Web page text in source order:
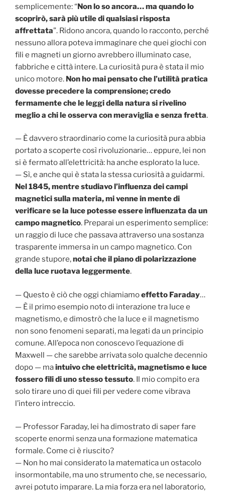
semplicemente: “Non lo so ancora… ma quando lo
scoprirò, sarà più utile di qualsiasi risposta
affrettata”. Ridono ancora, quando lo racconto, perché
nessuno allora poteva immaginare che quei giochi con
fili e magneti un giorno avrebbero illuminato case,
fabbriche e città intere. La curiosità pura è stata il mio
unico motore. Non ho mai pensato che l’utilità pratica
dovesse precedere la comprensione; credo
fermamente che le leggi della natura si rivelino
meglio a chi le osserva con meraviglia e senza fretta.
— È davvero straordinario come la curiosità pura abbia
portato a scoperte così rivoluzionarie… eppure, lei non
si è fermato all’elettricità: ha anche esplorato la luce.
— Sì, e anche qui è stata la stessa curiosità a guidarmi.
Nel 1845, mentre studiavo l’influenza dei campi
magnetici sulla materia, mi venne in mente di
verificare se la luce potesse essere influenzata da un
campo magnetico. Preparai un esperimento semplice:
un raggio di luce che passava attraverso una sostanza
trasparente immersa in un campo magnetico. Con
grande stupore,notai che il piano di polarizzazione
della luce ruotava leggermente.
— Questo è ciò che oggi chiamiamoeffetto Faraday…
— È il primo esempio noto di interazione tra luce e
magnetismo, e dimostrò che la luce e il magnetismo
non sono fenomeni separati, ma legati da un principio
comune. All’epoca non conoscevo l’equazione di
Maxwell — che sarebbe arrivata solo qualche decennio
dopo — maintuivo che elettricità, magnetismo e luce
fossero fili di uno stesso tessuto. Il mio compito era
solo tirare uno di quei fili per vedere come vibrava
l’intero intreccio.
— Professor Faraday, lei ha dimostrato di saper fare
scoperte enormi senza una formazione matematica
formale. Come ci è riuscito?
— Non ho mai considerato la matematica un ostacolo
insormontabile, ma uno strumento che, se necessario,
avrei potuto imparare. La mia forza era nel laboratorio,